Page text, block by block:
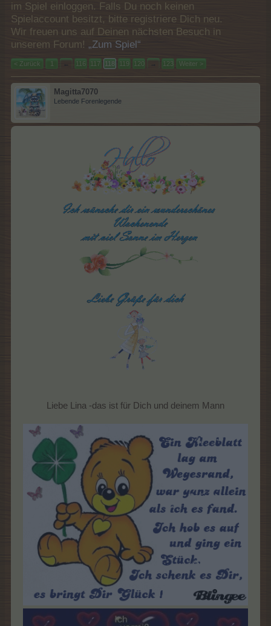
im Spiel einloggen. Falls Du noch keinen
Spielaccount besitzt, bitte registriere Dich neu.
Wir freuen uns auf Deinen nächsten Besuch in
unserem Forum! „Zum Spiel“
< Zurück 1 ← 116 117 118 119 120 → 123 Weiter >
Magitta7070
Lebende Forenlegende
Liebe Lina -das ist für Dich und deinem Mann